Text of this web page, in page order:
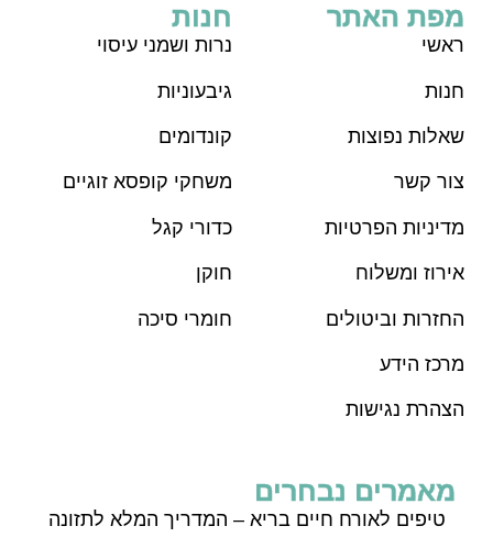
מפת האתר
ראשי
חנות
שאלות נפוצות
צור קשר
מדיניות הפרטיות
אירוז ומשלוח
החזרות וביטולים
מרכז הידע
הצהרת נגישות
חנות
נרות ושמני עיסוי
גיבעוניות
קונדומים
משחקי קופסא זוגיים
כדורי קגל
חוקן
חומרי סיכה
מאמרים נבחרים
טיפים לאורח חיים בריא – המדריך המלא לתזונה